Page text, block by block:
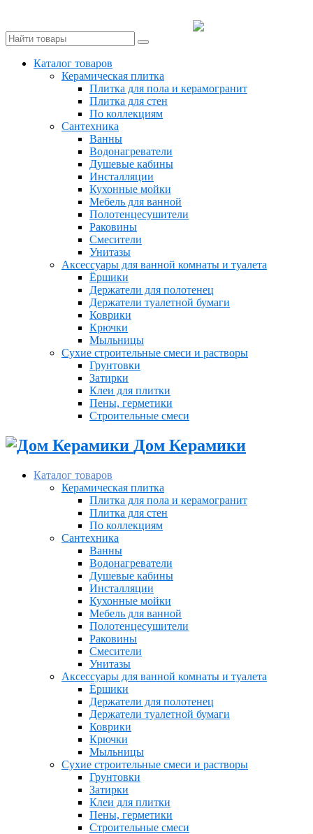
Каталог товаров
Керамическая плитка
Плитка для пола и керамогранит
Плитка для стен
По коллекциям
Сантехника
Ванны
Водонагреватели
Душевые кабины
Инсталляции
Кухонные мойки
Мебель для ванной
Полотенцесушители
Раковины
Смесители
Унитазы
Аксессуары для ванной комнаты и туалета
Ёршики
Держатели для полотенец
Держатели туалетной бумаги
Коврики
Крючки
Мыльницы
Сухие строительные смеси и растворы
Грунтовки
Затирки
Клеи для плитки
Пены, герметики
Строительные смеси
Дом Керамики
Каталог товаров
Керамическая плитка
Плитка для пола и керамогранит
Плитка для стен
По коллекциям
Сантехника
Ванны
Водонагреватели
Душевые кабины
Инсталляции
Кухонные мойки
Мебель для ванной
Полотенцесушители
Раковины
Смесители
Унитазы
Аксессуары для ванной комнаты и туалета
Ёршики
Держатели для полотенец
Держатели туалетной бумаги
Коврики
Крючки
Мыльницы
Сухие строительные смеси и растворы
Грунтовки
Затирки
Клеи для плитки
Пены, герметики
Строительные смеси